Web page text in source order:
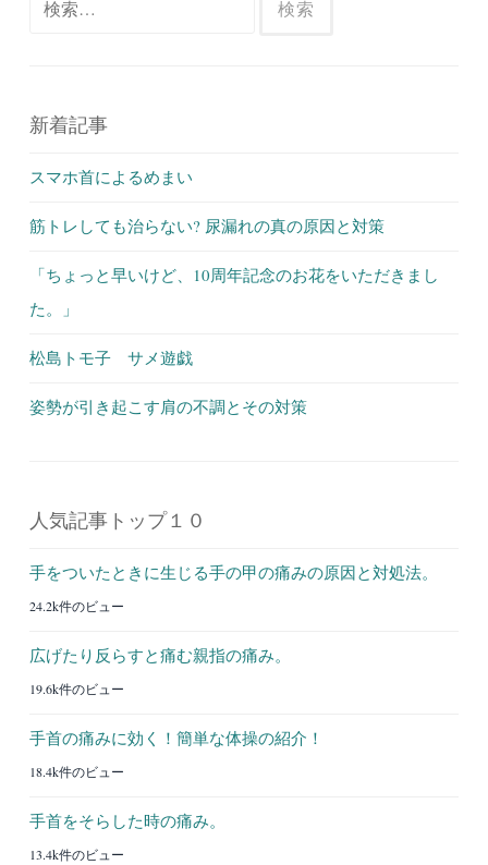
新着記事
スマホ首によるめまい
筋トレしても治らない? 尿漏れの真の原因と対策
「ちょっと早いけど、10周年記念のお花をいただきまし
た。」
松島トモ子 サメ遊戯
姿勢が引き起こす肩の不調とその対策
人気記事トップ１０
手をついたときに生じる手の甲の痛みの原因と対処法。
24.2k件のビュー
広げたり反らすと痛む親指の痛み。
19.6k件のビュー
手首の痛みに効く！簡単な体操の紹介！
18.4k件のビュー
手首をそらした時の痛み。
13.4k件のビュー